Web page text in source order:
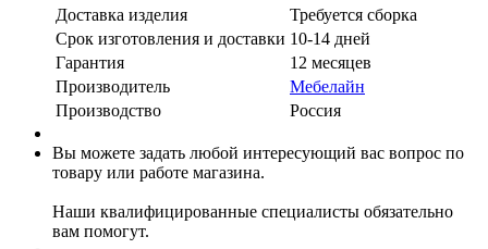
Доставка изделия
Требуется сборка
Срок изготовления и доставки 10-14 дней
Гарантия
12 месяцев
Производитель
Мебелайн
Производство
Россия
Вы можете задать любой интересующий вас вопрос по
товару или работе магазина.
Наши квалифицированные специалисты обязательно
вам помогут.